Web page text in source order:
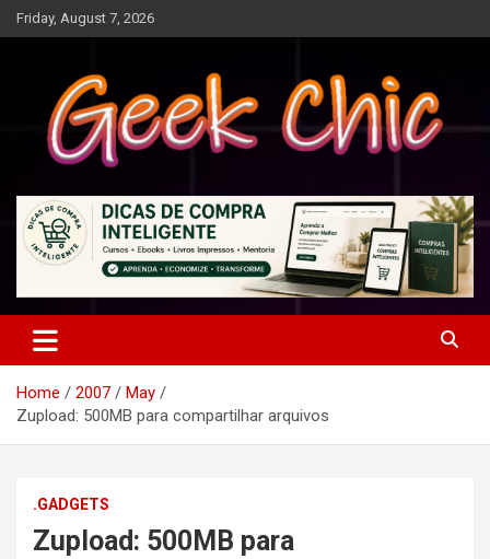
Skip
to
Friday, August 7, 2026
Geek Chic
Home 2007
May
Zupload: 500MB para compartilhar arquivos
.GADGETS
Zupload: 500MB para